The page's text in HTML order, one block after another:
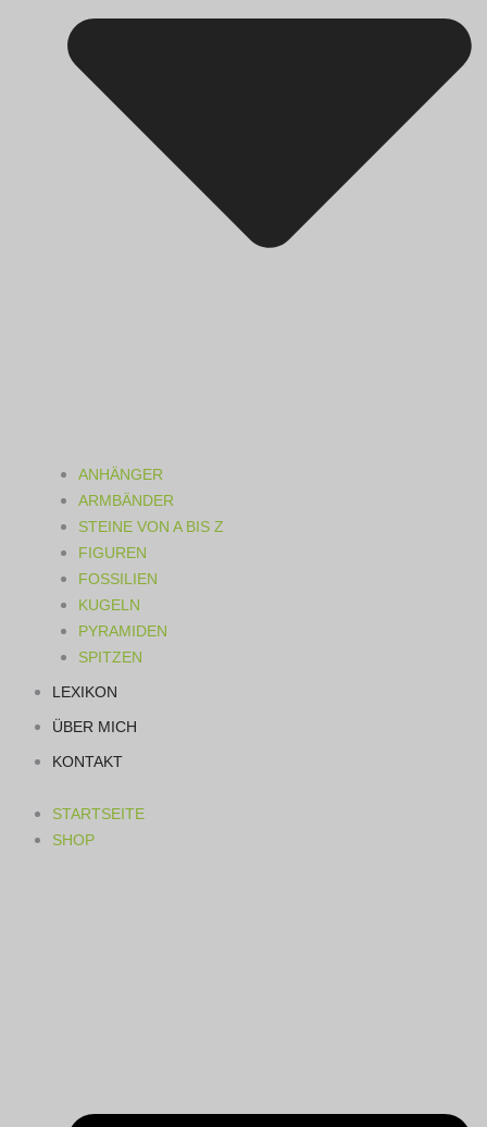
ANHÄNGER
ARMBÄNDER
STEINE VON A BIS Z
FIGUREN
FOSSILIEN
KUGELN
PYRAMIDEN
SPITZEN
LEXIKON
ÜBER MICH
KONTAKT
STARTSEITE
SHOP